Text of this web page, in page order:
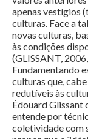
apenas vestígios
culturas. Face a
novas culturas,
às condições
(GLISSANT,
Fundamentando
culturas que,
redutíveis às
Édouard Glissant
entende por
coletividade com